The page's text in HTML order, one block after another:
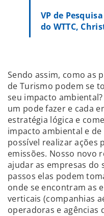
VP de
do WTTC,
Sendo assim, como as
de Turismo podem se
seu impacto
um pode fazer e cada
estratégia lógica e
impacto ambiental e
possível realizar ações
emissões. Nosso novo
ajudar as empresas do
passos elas podem
onde se encontram as
verticais (companhias
operadoras e agências